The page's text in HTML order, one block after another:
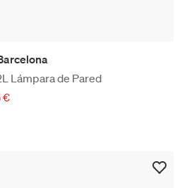
Lámpara de Pared
€